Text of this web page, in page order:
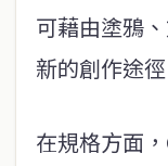
可藉由塗鴉
新的創作途徑
在規格方面